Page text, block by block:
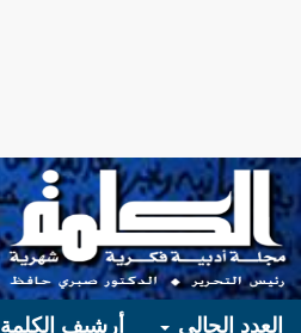
العدد الحالي أرشيف الكلمة